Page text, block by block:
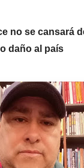
no se cansará
daño al país